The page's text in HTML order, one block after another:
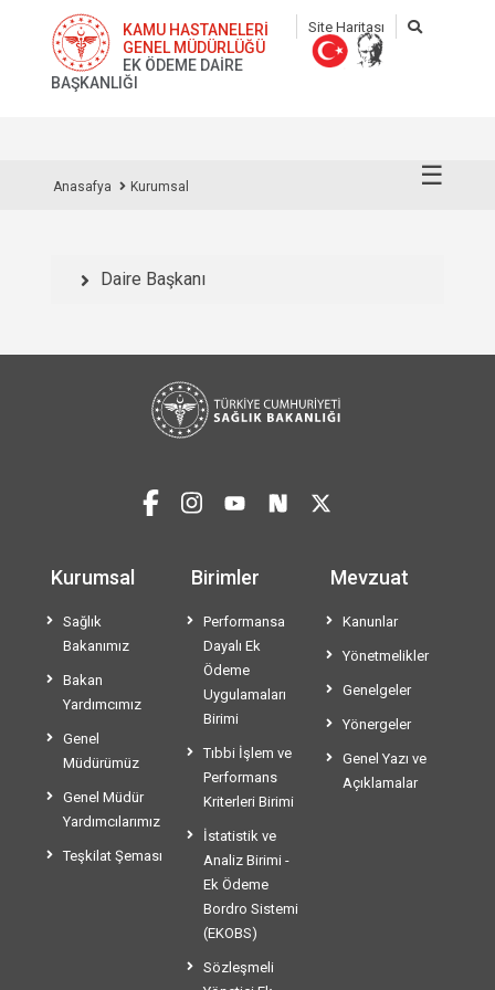
KAMU HASTANELERİ
GENEL MÜDÜRLÜĞÜ
EK ÖDEME DAİRE
BAŞKANLIĞI
Site Haritası
☰
Anasafya Kurumsal
Daire Başkanı
Kurumsal
Sağlık
Bakanımız
Bakan
Yardımcımız
Genel
Müdürümüz
Genel Müdür
Yardımcılarımız
Teşkilat Şeması
Birimler
Performansa
Dayalı Ek
Ödeme
Uygulamaları
Birimi
Tıbbi İşlem ve
Performans
Kriterleri Birimi
İstatistik ve
Analiz Birimi -
Ek Ödeme
Bordro Sistemi
(EKOBS)
Sözleşmeli
Mevzuat
Kanunlar
Yönetmelikler
Genelgeler
Yönergeler
Genel Yazı ve
Açıklamalar